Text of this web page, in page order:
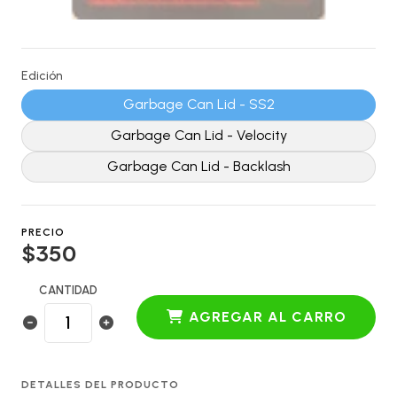
Edición
Garbage Can Lid - SS2
Garbage Can Lid - Velocity
Garbage Can Lid - Backlash
PRECIO
$350
CANTIDAD
AGREGAR AL CARRO
DETALLES DEL PRODUCTO